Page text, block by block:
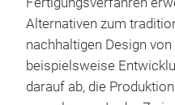
Alternativen zum
nachhaltigen Design
beispielsweise
darauf ab, die